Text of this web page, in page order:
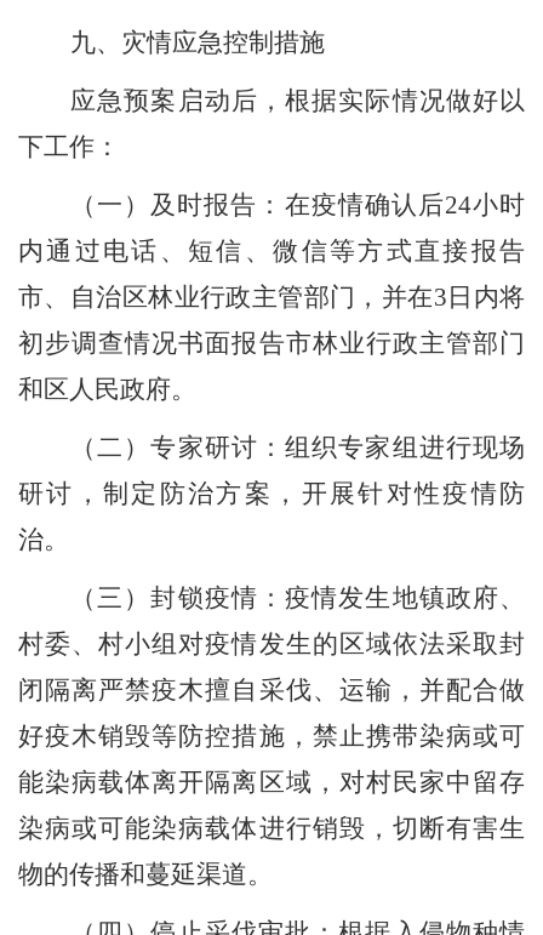
九、灾情应急控制措施
应急预案启动后，根据实际情况做好以
下工作：
（一） 及时报告： 在疫情确认后24小时
内通过电话、短信、微信等方式直接报告
市、自治区林业行政主管部门，并在3 日内将
初步调查情况书面报告市林业行政主管部门
和 区人民政府。
（二）专家研讨 ： 组织专家组进行现场
研讨，制定防治方案，开展针对性疫情防
治。
（三）封锁疫情：疫情发生地镇政府、
村委、村小组对疫情发生的区域依法采取封
闭隔离严禁疫木擅自采伐、运输，并配合做
好疫木销毁等防控措施，禁止携带染病或可
能染病载体离开隔离区域，对村民家中留存
染病或可能染病载体进行销毁，切断有害生
物的传播和蔓延渠道。